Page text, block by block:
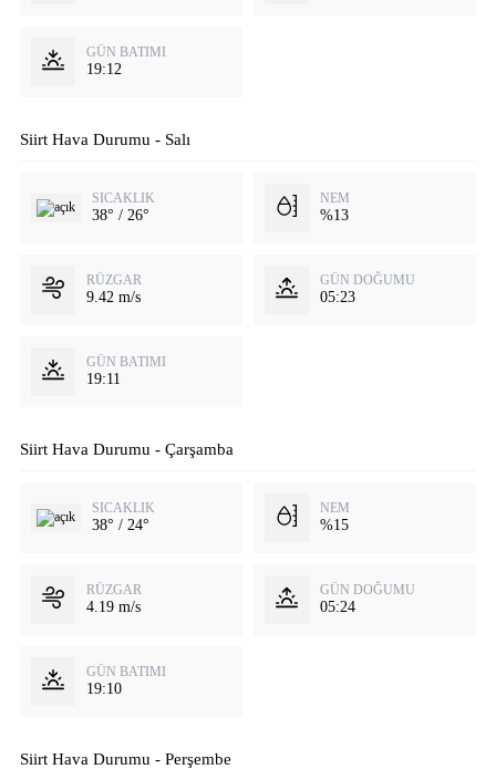
GÜN BATIMI
19:12
Siirt Hava Durumu - Salı
SICAKLIK
38° / 26°
NEM
%13
RÜZGAR
9.42 m/s
GÜN DOĞUMU
05:23
GÜN BATIMI
19:11
Siirt Hava Durumu - Çarşamba
SICAKLIK
38° / 24°
NEM
%15
RÜZGAR
4.19 m/s
GÜN DOĞUMU
05:24
GÜN BATIMI
19:10
Siirt Hava Durumu - Perşembe